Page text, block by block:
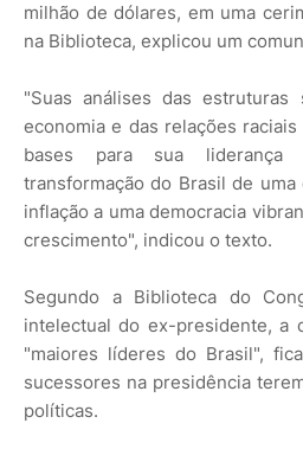
milhão de dólares, em uma
na Biblioteca, explicou um
"Suas análises das
economia e das relações
bases para sua liderança
transformação do Brasil de
inflação a uma democracia
crescimento", indicou o texto.
Segundo a Biblioteca do
intelectual do ex-presidente, a
"maiores líderes do Brasil",
sucessores na presidência
políticas.